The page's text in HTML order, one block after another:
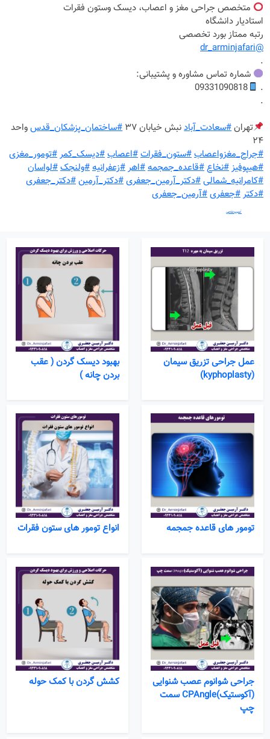
متخصص جراحی مغز و اعصاب، دیسک وستون فقرات
استادیار دانشگاه
رتبه ممتاز بورد تخصصی
@dr_arminjafari
.
شماره تماس مشاوره و پشتیبانی:
.
09331090818
.
تهران#سعادت_آبادنبش خیابان ۳۷ #ساختمان_پزشکان_قدسواحد
۲۴
#جراح_مغزواعصاب#ستون_فقرات#اعصاب#دیسک_کمر#تومور_مغزی
#هیپوفیز#نخاع#قاعده_جمجمه#اهر#زعفرانیه#ولنجک#لواسان
#کامرانیه_شمالی#دکتر_آرمین_جعفری#دکتر_آرمین#دکتر_جعفری
#دکتر#جعفری#آرمین_جعفری
آسیب نخاعی
عمل جراحی تزریق سیمان
(kyphoplasty)
بهبود دیسک گردن ( عقب
بردن چانه )
تومور های قاعده جمجمه انواع تومور های ستون فقرات
جراحی شوانوم عصب شنوایی
(آکوستیک)CPAngle سمت
چپ
کشش گردن با کمک حوله